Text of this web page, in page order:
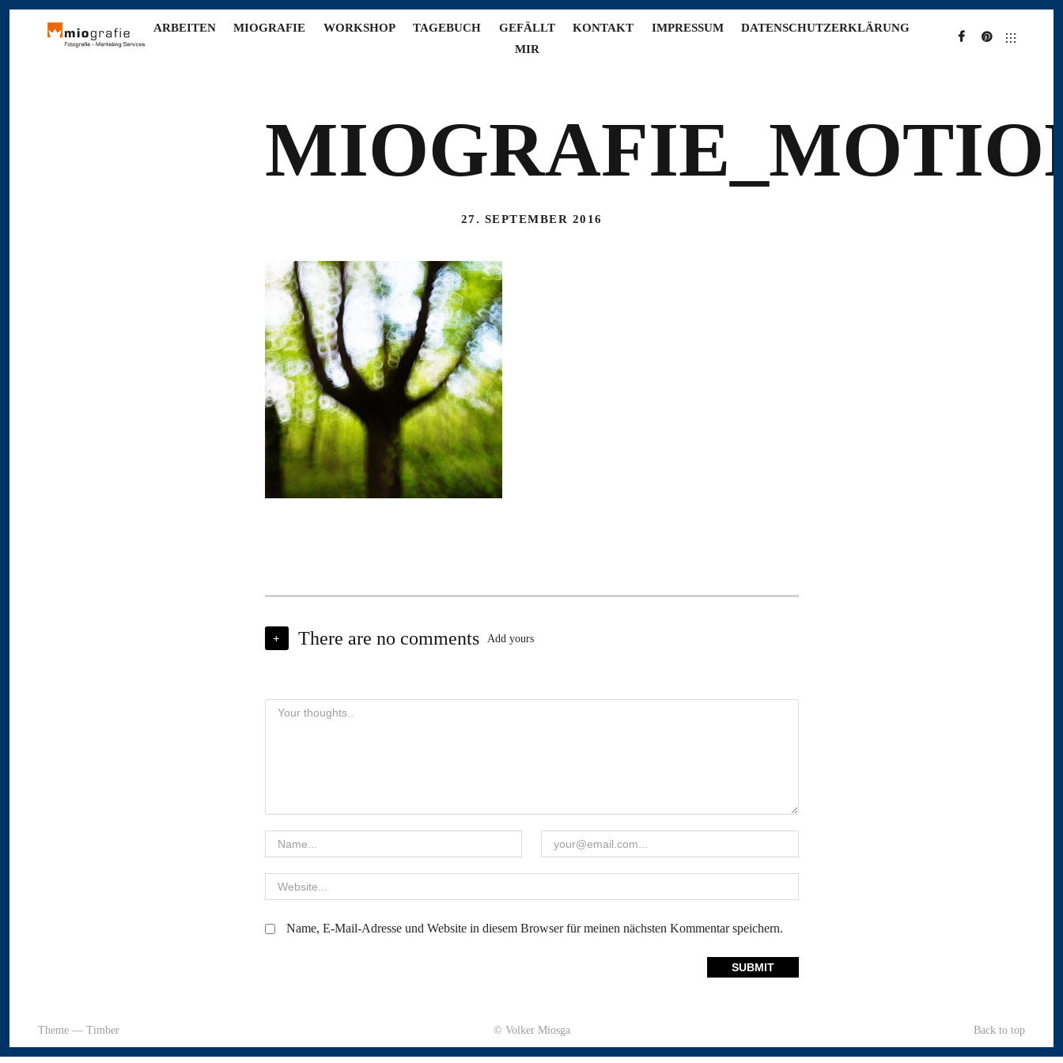
ARBEITEN MIOGRAFIE WORKSHOP TAGEBUCH
GEFÄLLT
MIR
KONTAKT IMPRESSUM DATENSCHUTZERKLÄRUNG
27. SEPTEMBER 2016
+ There are no comments Add yours
Name, E-Mail-Adresse und Website in diesem Browser für meinen nächsten Kommentar speichern.
Theme — Timber © Volker Miosga Back to top